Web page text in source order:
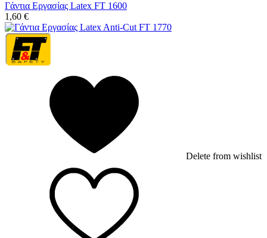
Γάντια Εργασίας Latex FT 1600
1,60 €
Delete from wishlist